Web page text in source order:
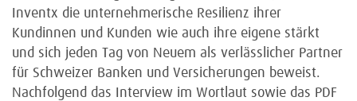
Inventx die unternehmerische Resilienz ihrer
Kundinnen und Kunden wie auch ihre eigene stärkt
und sich jeden Tag von Neuem als verlässlicher Partner
für Schweizer Banken und Versicherungen beweist.
Nachfolgend das Interview im Wortlaut sowie das PDF